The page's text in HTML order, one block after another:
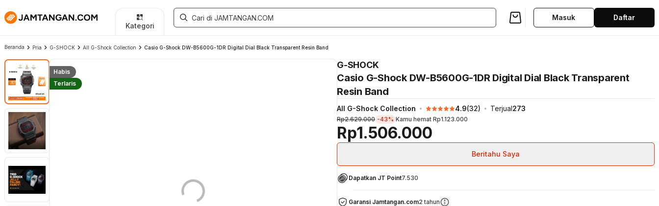
Kategori
Masuk Daftar
Beranda Pria G-SHOCK All G-Shock Collection Casio G-Shock DW-B5600G-1DR Digital Dial Black Transparent Resin Band
Habis
Terlaris
G-SHOCK
Casio G-Shock DW-B5600G-1DR Digital Dial Black Transparent
Resin Band
All G-Shock Collection 4.9(32) Terjual273
Rp1.506.000
Rp2.629.000 -43% Kamu hemat Rp1.123.000
Beritahu Saya
Dapatkan JT Point7.530
Garansi Jamtangan.com2 tahun